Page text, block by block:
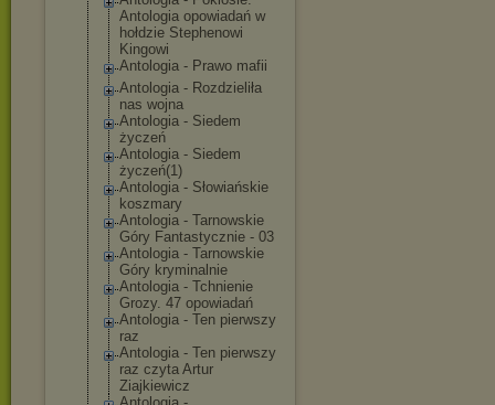
Antologia opowiadań w
hołdzie Stephenowi
Kingowi
Antologia - Prawo mafii
Antologia - Rozdzieliła
nas wojna
Antologia - Siedem
życzeń
Antologia - Siedem
życzeń(1)
Antologia - Słowiańskie
koszmary
Antologia - Tarnowskie
Góry Fantastycznie - 03
Antologia - Tarnowskie
Góry kryminalnie
Antologia - Tchnienie
Grozy. 47 opowiadań
Antologia - Ten pierwszy
raz
Antologia - Ten pierwszy
raz czyta Artur
Ziajkiewicz